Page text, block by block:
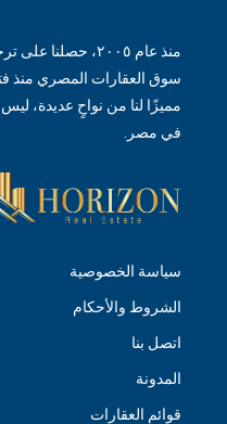
منذ عام ٢٠٠٥،
مميزًا لنا من نواحٍ عديدة، ليس
في مصر.
سياسة الخصوصية
الشروط والأحكام
اتصل بنا
المدونة
قوائم العقارات